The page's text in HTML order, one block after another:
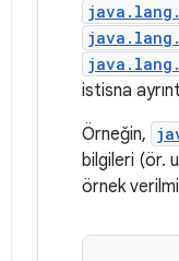
istisna
Örneğin,
bilgileri (ör.
örnek